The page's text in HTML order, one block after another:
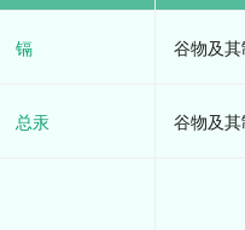
镉 谷物及其
总汞 谷物及